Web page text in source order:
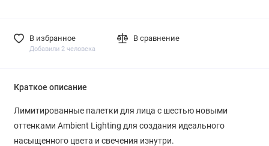
В избранное
Добавили 2 человека
В сравнение
Краткое описание
Лимитированные палетки для лица с шестью новыми
оттенками Ambient Lighting для создания идеального
насыщенного цвета и свечения изнутри.